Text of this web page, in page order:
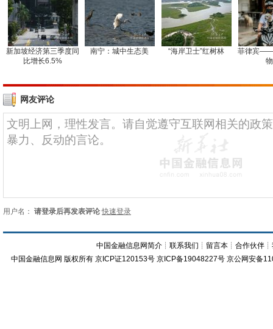
新加坡经济第三季度同
比增长6.5%
南宁：城中生态美 “海岸卫士”红树林
菲律宾
网友评论
用户名： 请登录后再发表评论 快速登录
中国金融信息网简介 ┊联系我们 ┊ 留言本 ┊合作伙伴 ┊
中国金融信息网 版权所有 京ICP证120153号 京ICP备19048227号 京公网安备